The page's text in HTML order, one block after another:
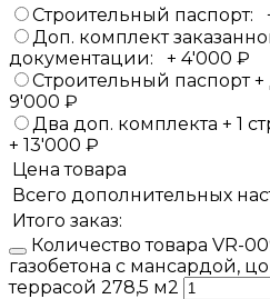
Строительный паспорт:
Доп. комплект
документации:
+ 4'000 ₽
Строительный паспорт
9'000 ₽
Два доп. комплекта + 1
+ 13'000 ₽
Цена товара
Всего дополнительных
Итого заказ:
Количество товара VR-
газобетона с мансардой,
террасой 278,5 м2